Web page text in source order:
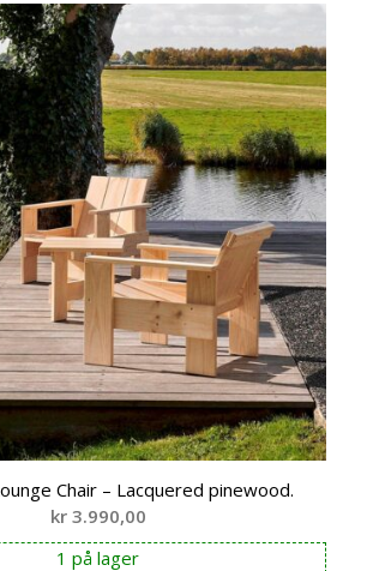
Chair – Lacquered pinewood.
kr3.990,00
1 på lager